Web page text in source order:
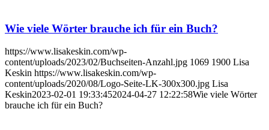
Wie viele Wörter brauche ich für ein Buch?
https://www.lisakeskin.com/wp-
content/uploads/2023/02/Buchseiten-Anzahl.jpg 1069 1900 Lisa
Keskin https://www.lisakeskin.com/wp-
content/uploads/2020/08/Logo-Seite-LK-300x300.jpg Lisa
Keskin2023-02-01 19:33:452024-04-27 12:22:58Wie viele Wörter
brauche ich für ein Buch?